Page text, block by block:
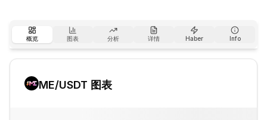
概览 图表 分析 详情 Haber Info
ME/USDT 图表